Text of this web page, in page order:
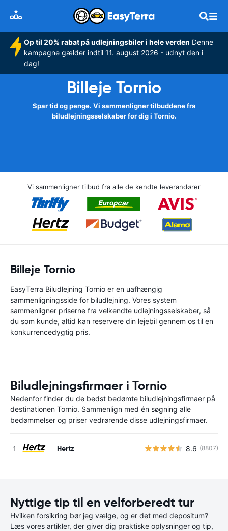
Op til 20% rabat på udlejningsbiler i hele verden Denne
kampagne gælder indtil 11. august 2026 - udnyt den i
dag!
Billeje Tornio
Spar tid og penge. Vi sammenligner tilbuddene fra
biludlejningsselskaber for dig i Tornio.
Vi sammenligner tilbud fra alle de kendte leverandører
Billeje Tornio
EasyTerra Biludlejning Tornio er en uafhængig
sammenligningsside for biludlejning. Vores system
sammenligner priserne fra velkendte udlejningsselskaber, så
du som kunde, altid kan reservere din lejebil gennem os til en
konkurrencedygtig pris.
Biludlejningsfirmaer i Tornio
Nedenfor finder du de bedst bedømte biludlejningsfirmaer på
destinationen Tornio. Sammenlign med én søgning alle
bedømmelser og priser vedrørende disse udlejningsfirmaer.
Hertz 8.6 (8807)
Nyttige tip til en velforberedt tur
Hvilken forsikring bør jeg vælge, og er det med depositum?
Læs vores artikler, der giver dig praktiske oplysninger og tip,